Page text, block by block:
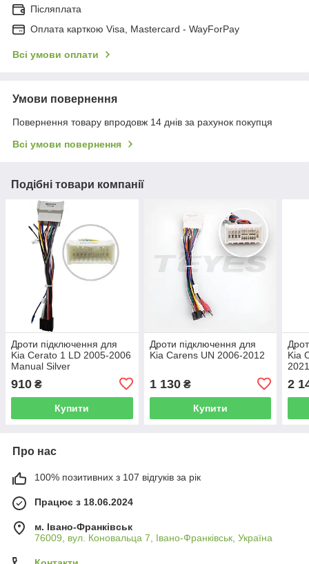
Післяплата
Оплата карткою Visa, Mastercard - WayForPay
Всі умови оплати
Умови повернення
Повернення товару впродовж 14 днів за рахунок покупця
Всі умови повернення
Подібні товари компанії
Дроти підключення для
Kia Cerato 1 LD 2005-2006
Manual Silver
910 ₴
Купити
Дроти підключення для
Kia Carens UN 2006-2012
1 130₴
Купити
Kia
2
Про нас
100% позитивних з 107 відгуків за рік
Працює з 18.06.2024
м. Івано-Франківськ
76009, вул. Коновальца 7, Івано-Франківськ, Україна